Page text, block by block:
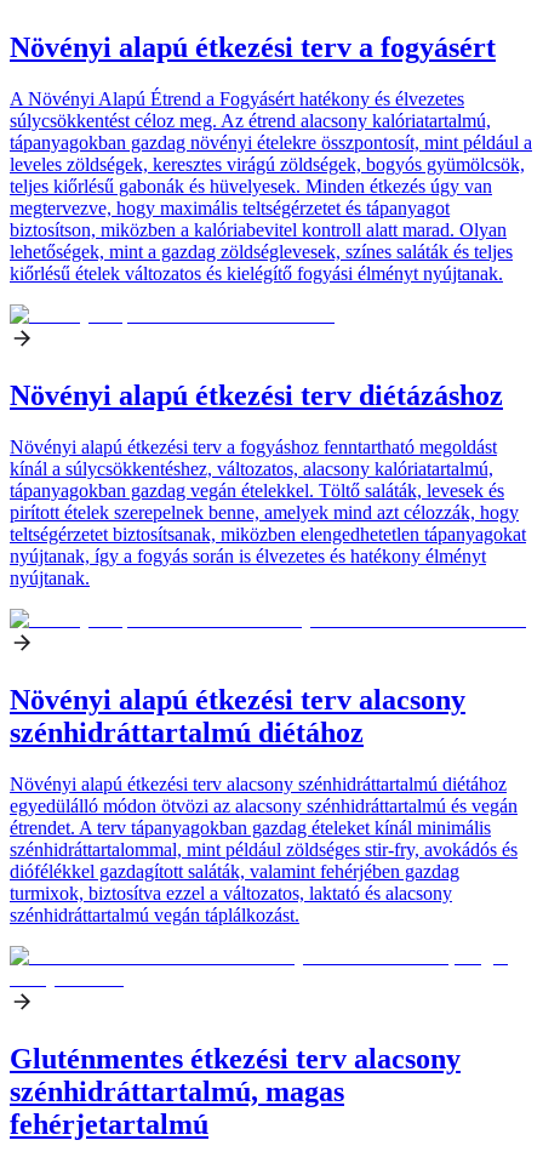
Növényi alapú étkezési terv a fogyásért
A Növényi Alapú Étrend a Fogyásért hatékony és élvezetes
súlycsökkentést céloz meg. Az étrend alacsony kalóriatartalmú,
tápanyagokban gazdag növényi ételekre összpontosít, mint például a
leveles zöldségek, keresztes virágú zöldségek, bogyós gyümölcsök,
teljes kiőrlésű gabonák és hüvelyesek. Minden étkezés úgy van
megtervezve, hogy maximális teltségérzetet és tápanyagot
biztosítson, miközben a kalóriabevitel kontroll alatt marad. Olyan
lehetőségek, mint a gazdag zöldséglevesek, színes saláták és teljes
kiőrlésű ételek változatos és kielégítő fogyási élményt nyújtanak.
Növényi alapú étkezési terv diétázáshoz
Növényi alapú étkezési terv a fogyáshoz fenntartható megoldást
kínál a súlycsökkentéshez, változatos, alacsony kalóriatartalmú,
tápanyagokban gazdag vegán ételekkel. Töltő saláták, levesek és
pirított ételek szerepelnek benne, amelyek mind azt célozzák, hogy
teltségérzetet biztosítsanak, miközben elengedhetetlen tápanyagokat
nyújtanak, így a fogyás során is élvezetes és hatékony élményt
nyújtanak.
Növényi alapú étkezési terv alacsony
szénhidráttartalmú diétához
Növényi alapú étkezési terv alacsony szénhidráttartalmú diétához
egyedülálló módon ötvözi az alacsony szénhidráttartalmú és vegán
étrendet. A terv tápanyagokban gazdag ételeket kínál minimális
szénhidráttartalommal, mint például zöldséges stir-fry, avokádós és
diófélékkel gazdagított saláták, valamint fehérjében gazdag
turmixok, biztosítva ezzel a változatos, laktató és alacsony
szénhidráttartalmú vegán táplálkozást.
Gluténmentes étkezési terv alacsony
szénhidráttartalmú, magas
fehérjetartalmú